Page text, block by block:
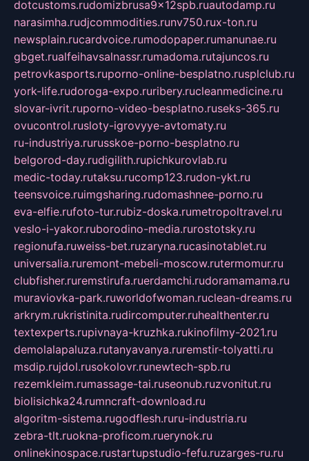
dotcustoms.rudomizbrusa9x12spb.ruautodamp.ru
narasimha.rudjcommodities.runv750.rux-ton.ru
newsplain.rucardvoice.rumodopaper.rumanunae.ru
gbget.rualfeihavsalnassr.rumadoma.rutajuncos.ru
petrovkasports.ruporno-online-besplatno.rusplclub.ru
york-life.rudoroga-expo.ruribery.rucleanmedicine.ru
slovar-ivrit.ruporno-video-besplatno.ruseks-365.ru
ovucontrol.rusloty-igrovyye-avtomaty.ru
ru-industriya.rurusskoe-porno-besplatno.ru
belgorod-day.rudigilith.rupichkurovlab.ru
medic-today.rutaksu.rucomp123.rudon-ykt.ru
teensvoice.ruimgsharing.rudomashnee-porno.ru
eva-elfie.rufoto-tur.rubiz-doska.rumetropoltravel.ru
veslo-i-yakor.ruborodino-media.rurostotsky.ru
regionufa.ruweiss-bet.ruzaryna.rucasinotablet.ru
universalia.ruremont-mebeli-moscow.rutermomur.ru
clubfisher.ruremstirufa.ruerdamchi.rudoramamama.ru
muraviovka-park.ruworldofwoman.ruclean-dreams.ru
arkrym.rukristinita.rudircomputer.ruhealthenter.ru
textexperts.rupivnaya-kruzhka.rukinofilmy-2021.ru
demolalapaluza.rutanyavanya.ruremstir-tolyatti.ru
msdip.rujdol.rusokolovr.runewtech-spb.ru
rezemkleim.rumassage-tai.ruseonub.ruzvonitut.ru
biolisichka24.rumncraft-download.ru
algoritm-sistema.rugodflesh.ruru-industria.ru
zebra-tlt.ruokna-proficom.ruerynok.ru
onlinekinospace.rustartupstudio-fefu.ruzarges-ru.ru